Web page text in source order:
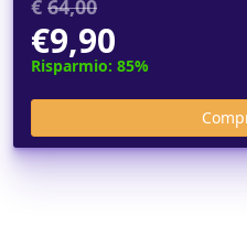
€ 64,00
€9,90
Risparmio: 85%